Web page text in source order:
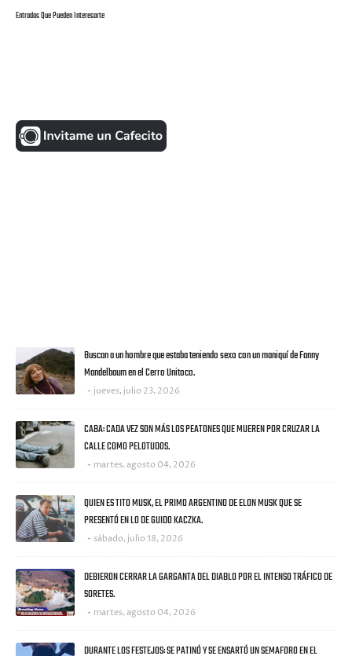
Entradas Que Pueden Interesarte
Buscan a un hombre que estaba teniendo sexo con un maniquí de Fanny
Mandelbaum en el Cerro Unitoco.
jueves, julio 23, 2026
CABA: CADA VEZ SON MÁS LOS PEATONES QUE MUEREN POR CRUZAR LA
CALLE COMO PELOTUDOS.
martes, agosto 04, 2026
QUIEN ES TITO MUSK, EL PRIMO ARGENTINO DE ELON MUSK QUE SE
PRESENTÓ EN LO DE GUIDO KACZKA.
sábado, julio 18, 2026
DEBIERON CERRAR LA GARGANTA DEL DIABLO POR EL INTENSO TRÁFICO DE
SORETES.
martes, agosto 04, 2026
DURANTE LOS FESTEJOS: SE PATINÓ Y SE ENSARTÓ UN SEMAFORO EN EL